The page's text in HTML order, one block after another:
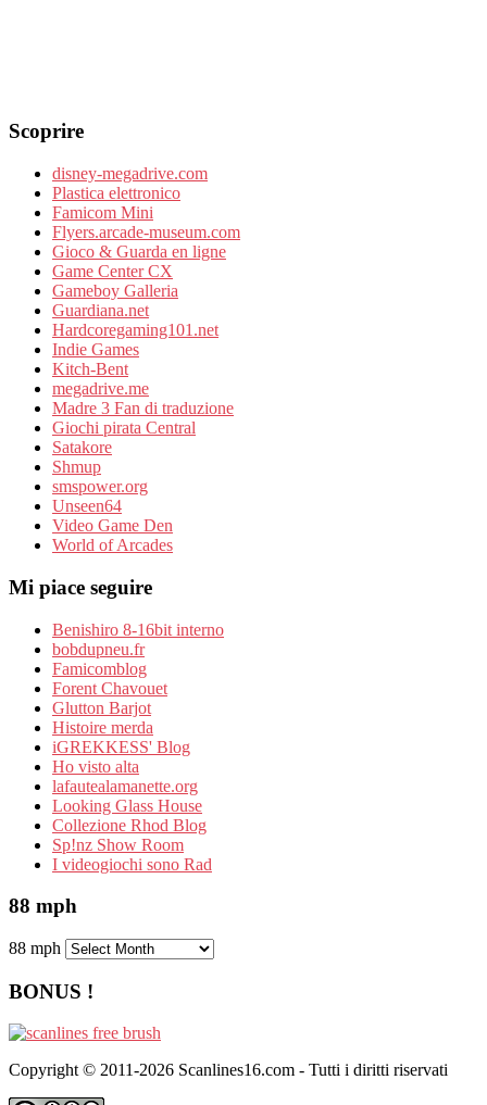
Scoprire
disney-megadrive.com
Plastica elettronico
Famicom Mini
Flyers.arcade-museum.com
Gioco & Guarda en ligne
Game Center CX
Gameboy Galleria
Guardiana.net
Hardcoregaming101.net
Indie Games
Kitch-Bent
megadrive.me
Madre 3 Fan di traduzione
Giochi pirata Central
Satakore
Shmup
smspower.org
Unseen64
Video Game Den
World of Arcades
Mi piace seguire
Benishiro 8-16bit interno
bobdupneu.fr
Famicomblog
Forent Chavouet
Glutton Barjot
Histoire merda
iGREKKESS' Blog
Ho visto alta
lafautealamanette.org
Looking Glass House
Collezione Rhod Blog
Sp!nz Show Room
I videogiochi sono Rad
88 mph
88 mph
BONUS !
Copyright © 2011-2026 Scanlines16.com - Tutti i diritti riservati